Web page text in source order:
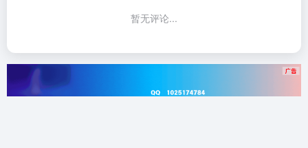
暂无评论...